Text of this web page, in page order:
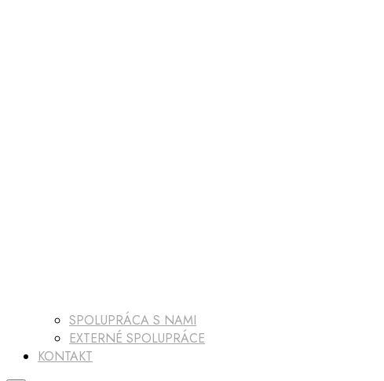
SPOLUPRÁCA S NAMI
EXTERNÉ SPOLUPRÁCE
KONTAKT